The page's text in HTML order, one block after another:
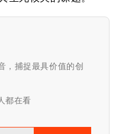
，捕捉最具价值的创
都在看